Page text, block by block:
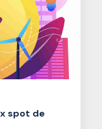
spot de